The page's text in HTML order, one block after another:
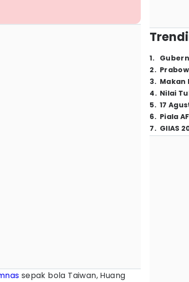
sepak bola Taiwan, Huang
1.
2.
3. Makan
4. Nilai
5. 17
6. Piala
7. GIIAS